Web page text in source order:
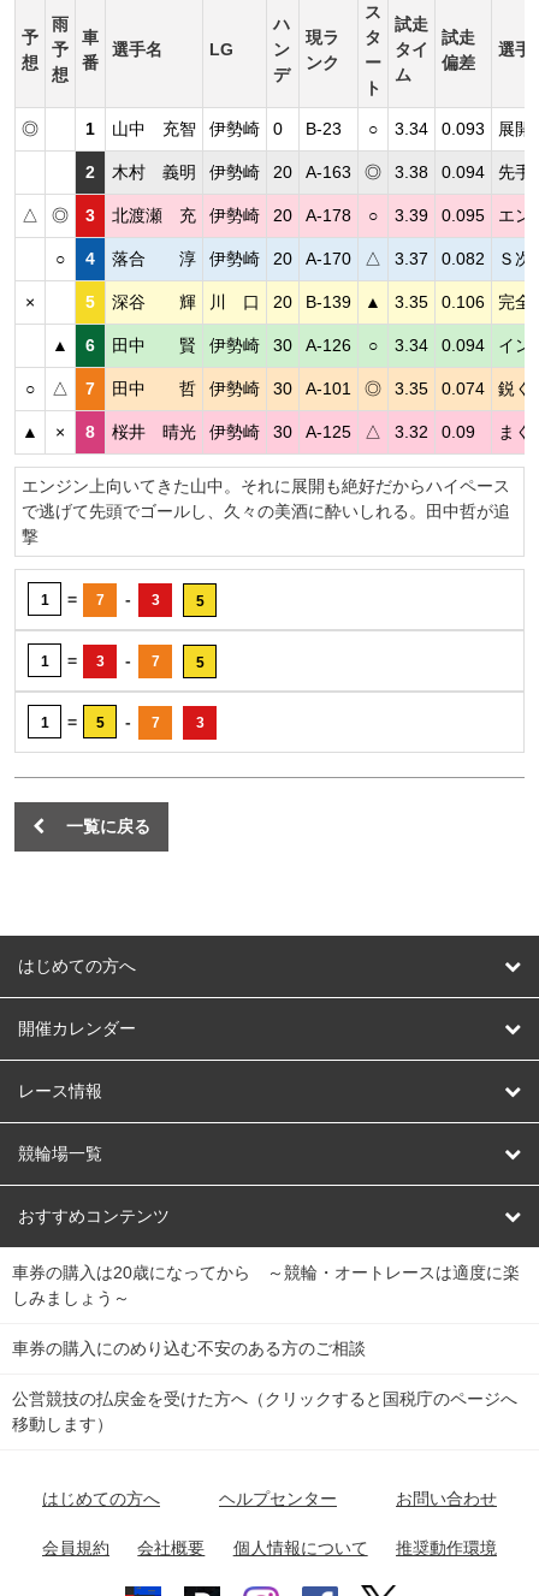
予
想
雨
予
想
車
番
選手名 LG
ハ
ン
デ
現ラ
ンク
ス
タ
ー
ト
試走
タイ
ム
試走
偏差
選手
◎ 1 山中 充智 伊勢崎 0 B-23 ○ 3.34 0.093 展開
2 木村 義明 伊勢崎 20 A-163 ◎ 3.38 0.094 先手
△ ◎ 3 北渡瀬 充 伊勢崎 20 A-178 ○ 3.39 0.095 エン
○ 4 落合 淳 伊勢崎 20 A-170 △ 3.37 0.082 Ｓ次
× 5 深谷 輝 川 口 20 B-139 ▲ 3.35 0.106 完全
▲ 6 田中 賢 伊勢崎 30 A-126 ○ 3.34 0.094 イン
○ △ 7 田中 哲 伊勢崎 30 A-101 ◎ 3.35 0.074 鋭く
▲ × 8 桜井 晴光 伊勢崎 30 A-125 △ 3.32 0.09 まく
エンジン上向いてきた山中。それに展開も絶好だからハイペース
で逃げて先頭でゴールし、久々の美酒に酔いしれる。田中哲が追
撃
1 = 7 - 3 5
1 = 3 - 7 5
1 = 5 - 7 3
一覧に戻る
はじめての方へ
はじめての方へ
開催カレンダー
競輪
オートレース
競輪くじ
Dokanto!
チャリロトプラザ
レース情報
レース予想
レース結果
キャリーオーバー一覧
競輪場一覧
北日本 函館競輪場
関
東
弥彦競輪場 前橋競輪場 取手競輪場 宇都宮競輪場
関
東
小田原競輪場
名古屋競輪場 岐阜競輪場 大垣競輪場 豊橋競輪場
富山競輪場 松阪競輪場 四日市競輪場
おすすめコンテンツ
競輪選手情報
Perfecta Navi
netkeirin
車券の購入は20歳になってから ～競輪・オートレースは適度に楽
しみましょう～
車券の購入にのめり込む不安のある方のご相談
公営競技の払戻金を受けた方へ（クリックすると国税庁のページへ
移動します）
はじめての方へ ヘルプセンター お問い合わせ
会員規約 会社概要 個人情報について 推奨動作環境